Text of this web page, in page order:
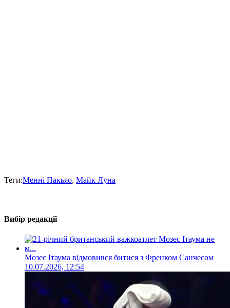
Теги:Менні Пакьяо, Майк Луна
Вибір редакції
Мозес Ітаума відмовився битися з Френком Санчесом
10.07.2026, 12:54